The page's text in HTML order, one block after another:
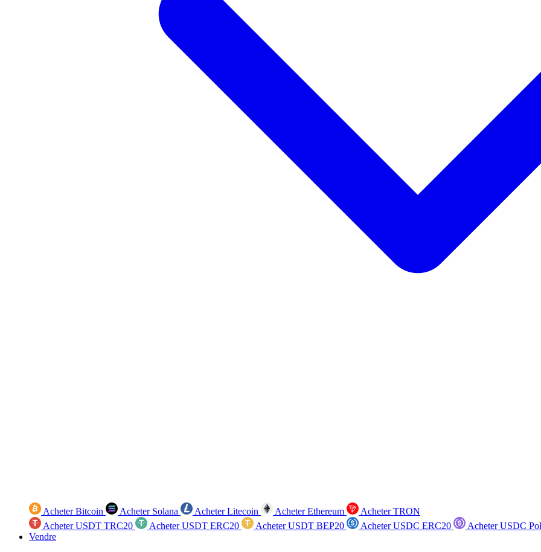
Acheter Bitcoin Acheter Solana Acheter Litecoin Acheter Ethereum
Acheter TRON
Acheter USDT TRC20
Acheter USDT ERC20 Acheter USDT BEP20 Acheter USDC ERC20
Acheter USDC
Vendre